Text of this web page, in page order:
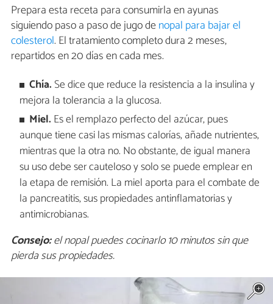
Prepara esta receta para consumirla en ayunas
siguiendo paso a paso de jugo denopal para bajar el
colesterol. El tratamiento completo dura 2 meses,
repartidos en 20 días en cada mes.
Chía.Se dice que reduce la resistencia a la insulina y
mejora la tolerancia a la glucosa.
Miel. Es el remplazo perfecto del azúcar, pues
aunque tiene casi las mismas calorías, añade nutrientes,
mientras que la otra no. No obstante, de igual manera
su uso debe ser cauteloso y solo se puede emplear en
la etapa de remisión. La miel aporta para el combate de
la pancreatitis, sus propiedades antinflamatorias y
antimicrobianas.
Consejo:el nopal puedes cocinarlo 10 minutos sin que
pierda sus propiedades.